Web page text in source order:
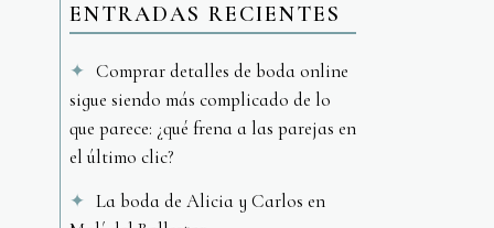
ENTRADAS RECIENTES
Comprar detalles de boda online
sigue siendo más complicado de lo
que parece: ¿qué frena a las parejas en
el último clic?
La boda de Alicia y Carlos en